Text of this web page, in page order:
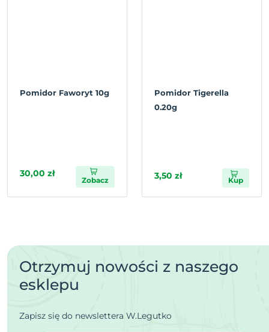
Pomidor Faworyt 10g
30,00 zł
Zobacz
Pomidor Tigerella
0.20g
3,50 zł Kup
Otrzymuj nowości z naszego
esklepu
Zapisz się do newslettera W.Legutko